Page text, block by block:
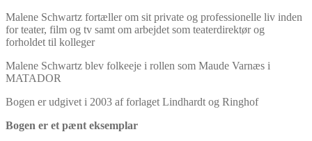
Malene Schwartz fortæller om sit private og professionelle liv inden
for teater, film og tv samt om arbejdet som teaterdirektør og
forholdet til kolleger
Malene Schwartz blev folkeeje i rollen som Maude Varnæs i
MATADOR
Bogen er udgivet i 2003 af forlaget Lindhardt og Ringhof
Bogen er et pænt eksemplar